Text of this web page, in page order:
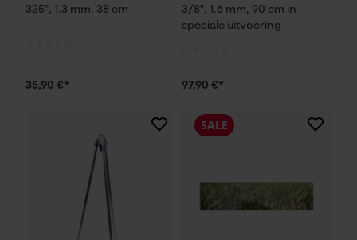
325", 1.3 mm, 38 cm
35,90 €*
3/8", 1.6 mm, 90 cm in
speciale uitvoering
97,90 €*
SALE